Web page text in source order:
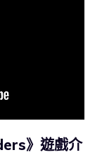
》遊戲介